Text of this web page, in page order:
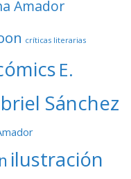
Amador
críticas literarias
E.
Sánchez
ilustración